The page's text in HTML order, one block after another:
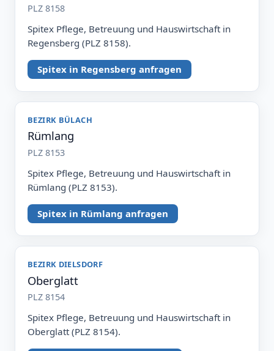
PLZ 8158
Spitex Pflege, Betreuung und Hauswirtschaft in
Regensberg (PLZ 8158).
Spitex in Regensberg anfragen
BEZIRK BÜLACH
Rümlang
PLZ 8153
Spitex Pflege, Betreuung und Hauswirtschaft in
Rümlang (PLZ 8153).
Spitex in Rümlang anfragen
BEZIRK DIELSDORF
Oberglatt
PLZ 8154
Spitex Pflege, Betreuung und Hauswirtschaft in
Oberglatt (PLZ 8154).